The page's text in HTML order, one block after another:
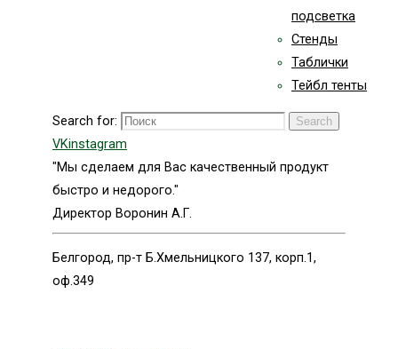
подсветка
Стенды
Таблички
Тейбл тенты
Search for: Search
VKinstagram
"Мы сделаем для Вас качественный продукт
быстро и недорого."
Директор Воронин А.Г.
Белгород, пр-т Б.Хмельницкого 137, корп.1,
оф.349